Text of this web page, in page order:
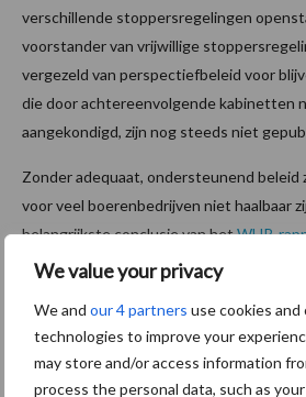
We value your privacy
We and our 4 partners use cookies
technologies to improve your
may store and/or access information
process the personal data, such as
verschillende stoppersregelingen
voorstander van vrijwillige
vergezeld van perspectiefbeleid voor
die door achtereenvolgende kabinetten
aangekondigd, zijn nog steeds niet
Zonder adequaat, ondersteunend beleid
voor veel boerenbedrijven niet haalbaar
belangrijkste conclusie van hetWUR-
bedrijfstypen voor duurzame landbouw:
Het rapport, uitgevoerd in opdracht van
komt met enkele zorgwekkende
overheden dwingen tot het maken van